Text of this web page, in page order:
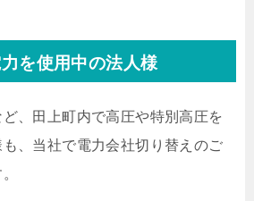
を使用中の法人様
、田上町内で高圧や特別高圧を
、当社で電力会社切り替えのご